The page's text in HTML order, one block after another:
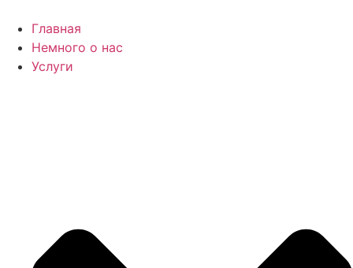
Главная
Немного о нас
Услуги